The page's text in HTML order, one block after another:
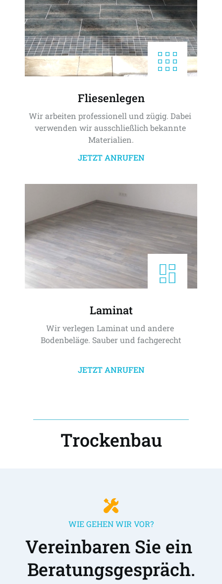
Fliesenlegen
Wir arbeiten professionell und zügig. Dabei
verwenden wir ausschließlich bekannte
Materialien.
JETZT ANRUFEN
Laminat
Wir verlegen Laminat und andere
Bodenbeläge. Sauber und fachgerecht
JETZT ANRUFEN
Trockenbau
WIE GEHEN WIR VOR?
Vereinbaren Sie ein
Beratungsgespräch.